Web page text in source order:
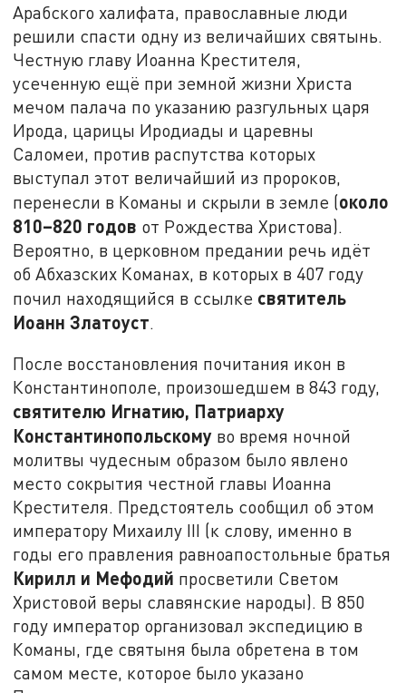
Арабского халифата, православные люди
решили спасти одну из величайших святынь.
Честную главу Иоанна Крестителя,
усеченную ещё при земной жизни Христа
мечом палача по указанию разгульных царя
Ирода, царицы Иродиады и царевны
Саломеи, против распутства которых
выступал этот величайший из пророков,
перенесли в Команы и скрыли в земле (около
810–820 годов от Рождества Христова).
Вероятно, в церковном предании речь идёт
об Абхазских Команах, в которых в 407 году
почил находящийся в ссылке святитель
Иоанн Златоуст
После восстановления почитания икон в
Константинополе, произошедшем в 843 году,
святителю Игнатию, Патриарху
Константинопольскому во время ночной
молитвы чудесным образом было явлено
место сокрытия честной главы Иоанна
Крестителя. Предстоятель сообщил об этом
императору Михаилу III (к слову, именно в
годы его правления равноапостольные братья
Кирилл и Мефодий просветили Светом
Христовой веры славянские народы). В 850
году император организовал экспедицию в
Команы, где святыня была обретена в том
самом месте, которое было указано